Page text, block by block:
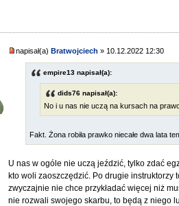
napisał(a)Bratwojciech » 10.12.2022 12:30
empire13 napisał(a):
dids76 napisał(a):
No i u nas nie uczą na kursach na
Fakt. Żona robiła prawko niecałe dwa lata
U nas w ogóle nie uczą jeździć, tylko zdać
kto woli zaoszczędzić. Po drugie instruktorzy
zwyczajnie nie chce przykładać więcej niż
nie rozwali swojego skarbu, to będą z niego